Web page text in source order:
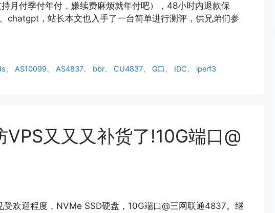
月付季付年付，嫌续费麻烦就年付吧），48小时内退款保
chatgpt，站长本文也入手了一台简单进行测评，供兄弟们参
AS10099 AS4837 bbr CU4837 G口 IDC iperf3
又又又补货了!10G端口@
欢迎程度，NVMe SSD硬盘，10G端口@三网联通4837。继